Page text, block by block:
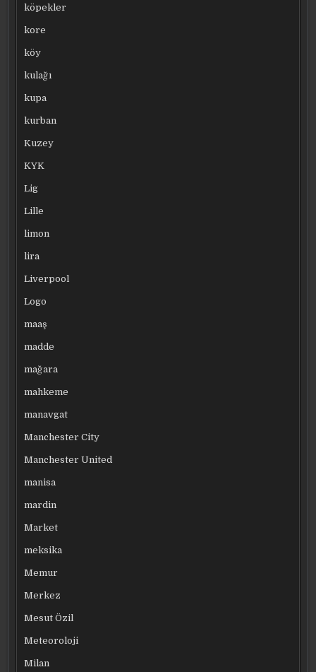
köpekler
kore
köy
kulağı
kupa
kurban
Kuzey
KYK
Lig
Lille
limon
lira
Liverpool
Logo
maaş
madde
mağara
mahkeme
manavgat
Manchester City
Manchester United
manisa
mardin
Market
meksika
Memur
Merkez
Mesut Özil
Meteoroloji
Milan